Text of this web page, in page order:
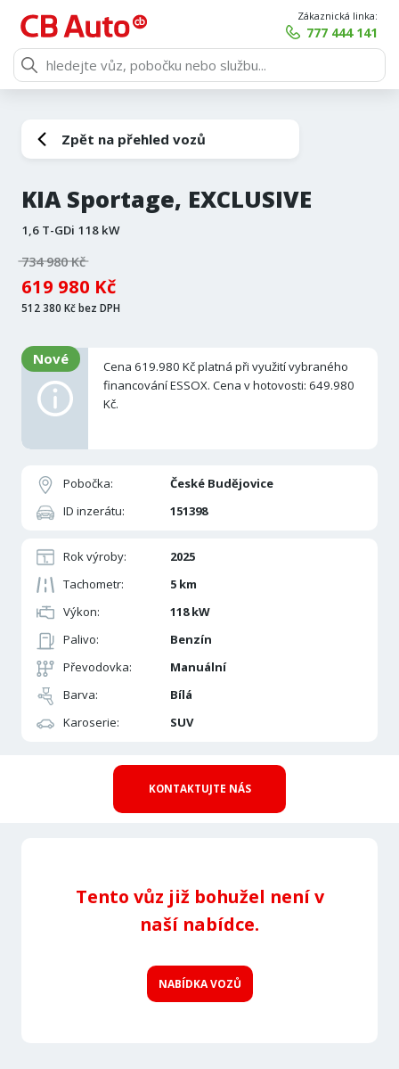
Zákaznická linka:
777 444 141
Zpět na přehled vozů
KIA Sportage, EXCLUSIVE
1,6 T-GDi 118 kW
734 980 Kč
619 980 Kč
512 380 Kč bez DPH
Pobočka:
České Budějovice
ID inzerátu:
151398
Rok výroby:
2025
Tachometr:
5 km
Výkon:
118 kW
Palivo:
Benzín
Převodovka:
Manuální
Barva:
Bílá
Karoserie:
SUV
Nové
Cena 619.980 Kč platná při využití vybraného
financování ESSOX. Cena v hotovosti: 649.980
Kč.
KONTAKTUJTE NÁS
Tento vůz již bohužel není v
naší nabídce.
NABÍDKA VOZŮ